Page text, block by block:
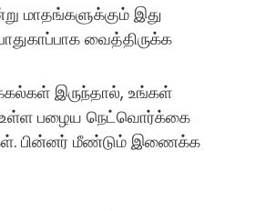
மாதங்களுக்கும் இது
வைத்திருக்க
இருந்தால், உங்கள்
பழைய நெட்வொர்க்கை
பின்னர் மீண்டும் இணைக்க